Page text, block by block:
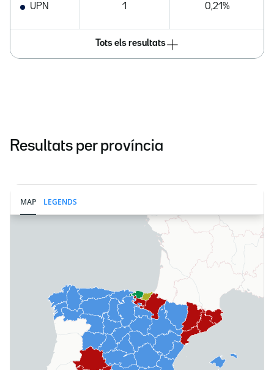
UPN 1 0,21%
Tots els resultats
Resultats per província